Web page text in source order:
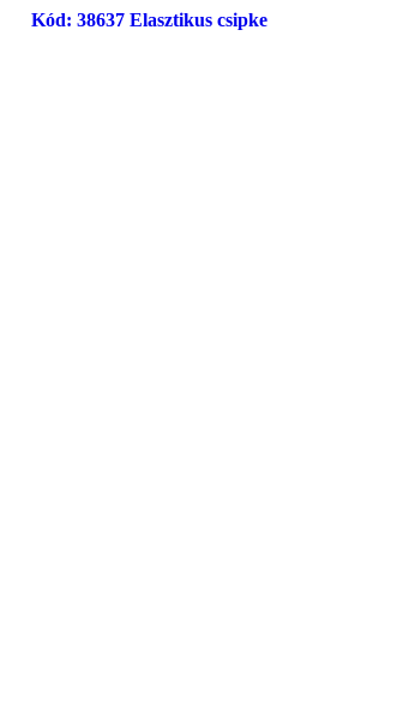
Kód: 38637 Elasztikus csipke